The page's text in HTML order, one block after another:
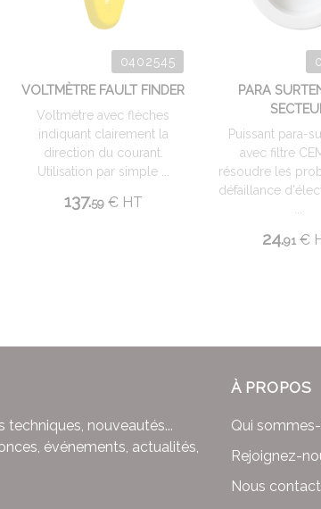
0402545
VOLTMÈTRE FAULT FINDER
Voltmètre avec flèches
indiquant clairement la
direction du courant.
Utilisation par simple ...
137.59 €HT
PARA
Puissant para-
avec filtre
résoudre les
défaillance
24.91 €
À PROPOS
Qui
Rejoignez-
Nous
techniques, nouveautés...
événements, actualités,